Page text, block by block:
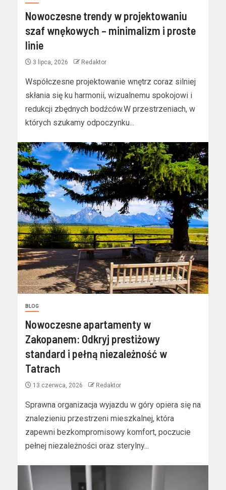
Nowoczesne trendy w projektowaniu
szaf wnękowych – minimalizm i proste
linie
3 lipca, 2026 Redaktor
Współczesne projektowanie wnętrz coraz silniej
skłania się ku harmonii, wizualnemu spokojowi i
redukcji zbędnych bodźców.W przestrzeniach, w
których szukamy odpoczynku...
BLOG
Nowoczesne apartamenty w
Zakopanem: Odkryj prestiżowy
standard i pełną niezależność w
Tatrach
13 czerwca, 2026 Redaktor
Sprawna organizacja wyjazdu w góry opiera się na
znalezieniu przestrzeni mieszkalnej, która
zapewni bezkompromisowy komfort, poczucie
pełnej niezależności oraz sterylny...